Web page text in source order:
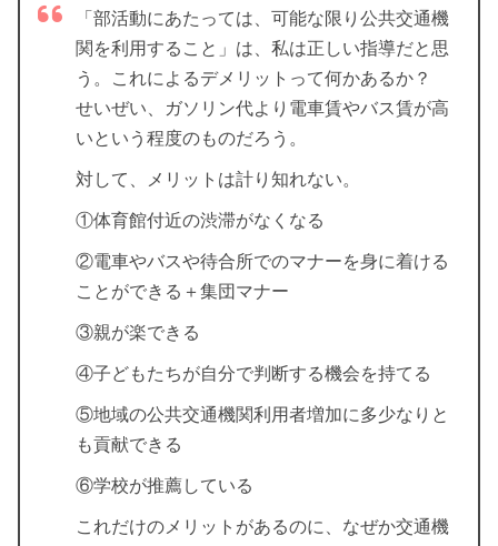
「部活動にあたっては、可能な限り公共交通機
関を利用すること」は、私は正しい指導だと思
う。これによるデメリットって何かあるか？
せいぜい、ガソリン代より電車賃やバス賃が高
いという程度のものだろう。
対して、メリットは計り知れない。
①体育館付近の渋滞がなくなる
②電車やバスや待合所でのマナーを身に着ける
ことができる＋集団マナー
③親が楽できる
④子どもたちが自分で判断する機会を持てる
⑤地域の公共交通機関利用者増加に多少なりと
も貢献できる
⑥学校が推薦している
これだけのメリットがあるのに、なぜか交通機